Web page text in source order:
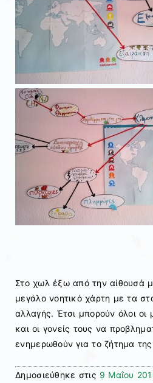
Στο χωλ έξω από την αίθουσά
μεγάλο νοητικό χάρτη με τα
αλλαγής. Έτσι μπορούν όλοι οι
και οι γονείς τους να
ενημερωθούν για το ζήτημα
Δημοσιεύθηκε στις 9 Μαΐου